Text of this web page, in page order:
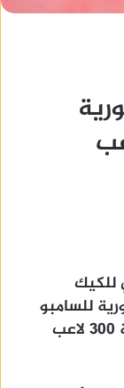
للكيك
للسامبو
التي أقيمت في استاد القاهرة بمشاركة 300 لاعب